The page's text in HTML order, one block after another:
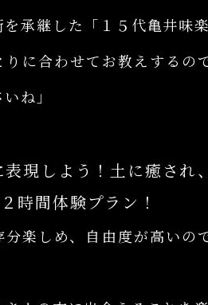
承継した「１５代亀井味
りに合わせてお教えする
ね」
現しよう！土に癒され
時間体験プラン！
分楽しめ、自由度が高いの